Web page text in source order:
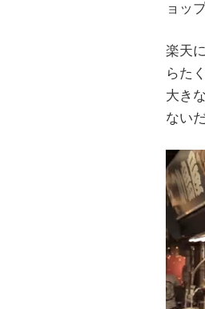
ョッ
楽天
らた
大き
ない